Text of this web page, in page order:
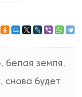
белая земля,
снова будет